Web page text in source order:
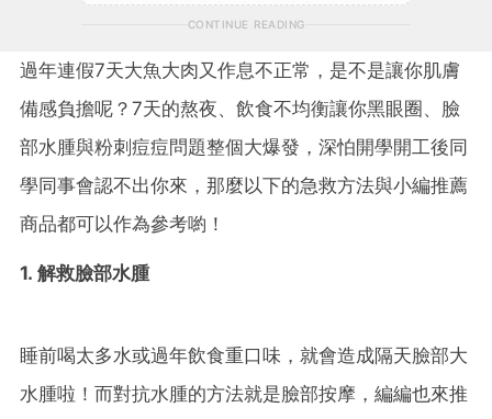
CONTINUE READING
過年連假7天大魚大肉又作息不正常，是不是讓你肌膚
備感負擔呢？7天的熬夜、飲食不均衡讓你黑眼圈、臉
部水腫與粉刺痘痘問題整個大爆發，深怕開學開工後同
學同事會認不出你來，那麼以下的急救方法與小編推薦
商品都可以作為參考喲！
1. 解救臉部水腫
睡前喝太多水或過年飲食重口味，就會造成隔天臉部大
水腫啦！而對抗水腫的方法就是臉部按摩，編編也來推